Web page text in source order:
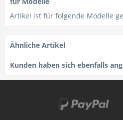
Artikel ist für folgende Modelle
Ähnliche Artikel
Kunden haben sich ebenfalls